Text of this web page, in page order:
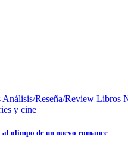
Análisis/Reseña/Review Libros
y cine
olimpo de un nuevo romance